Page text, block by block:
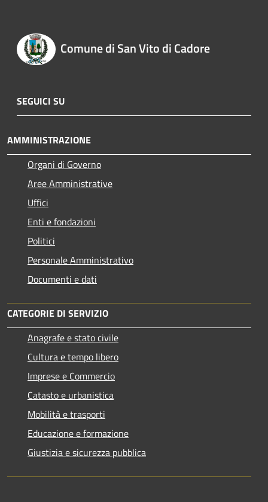
Comune di San Vito di Cadore
SEGUICI SU
AMMINISTRAZIONE
Organi di Governo
Aree Amministrative
Uffici
Enti e fondazioni
Politici
Personale Amministrativo
Documenti e dati
CATEGORIE DI SERVIZIO
Anagrafe e stato civile
Cultura e tempo libero
Imprese e Commercio
Catasto e urbanistica
Mobilità e trasporti
Educazione e formazione
Giustizia e sicurezza pubblica